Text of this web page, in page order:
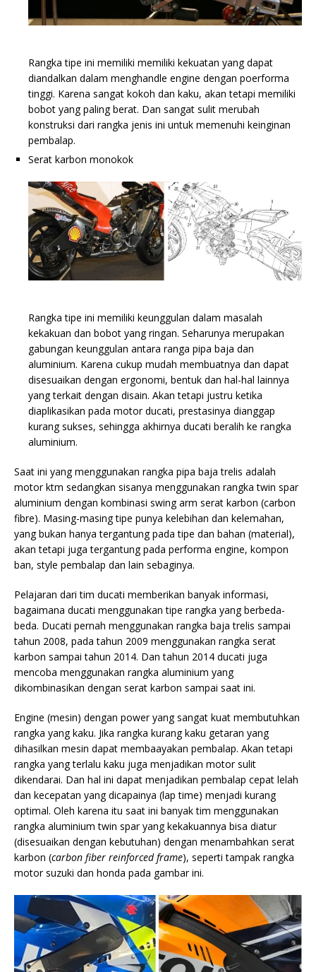
Rangka tipe ini memiliki memiliki kekuatan yang dapat
diandalkan dalam menghandle engine dengan poerforma
tinggi. Karena sangat kokoh dan kaku, akan tetapi memiliki
bobot yang paling berat. Dan sangat sulit merubah
konstruksi dari rangka jenis ini untuk memenuhi keinginan
pembalap.
Serat karbon monokok
Rangka tipe ini memiliki keunggulan dalam masalah
kekakuan dan bobot yang ringan. Seharunya merupakan
gabungan keunggulan antara ranga pipa baja dan
aluminium. Karena cukup mudah membuatnya dan dapat
disesuaikan dengan ergonomi, bentuk dan hal-hal lainnya
yang terkait dengan disain. Akan tetapi justru ketika
diaplikasikan pada motor ducati, prestasinya dianggap
kurang sukses, sehingga akhirnya ducati beralih ke rangka
aluminium.
Saat ini yang menggunakan rangka pipa baja trelis adalah
motor ktm sedangkan sisanya menggunakan rangka twin spar
aluminium dengan kombinasi swing arm serat karbon (carbon
fibre). Masing-masing tipe punya kelebihan dan kelemahan,
yang bukan hanya tergantung pada tipe dan bahan (material),
akan tetapi juga tergantung pada performa engine, kompon
ban, style pembalap dan lain sebaginya.
Pelajaran dari tim ducati memberikan banyak informasi,
bagaimana ducati menggunakan tipe rangka yang berbeda-
beda. Ducati pernah menggunakan rangka baja trelis sampai
tahun 2008, pada tahun 2009 menggunakan rangka serat
karbon sampai tahun 2014. Dan tahun 2014 ducati juga
mencoba menggunakan rangka aluminium yang
dikombinasikan dengan serat karbon sampai saat ini.
Engine (mesin) dengan power yang sangat kuat membutuhkan
rangka yang kaku. Jika rangka kurang kaku getaran yang
dihasilkan mesin dapat membaayakan pembalap. Akan tetapi
rangka yang terlalu kaku juga menjadikan motor sulit
dikendarai. Dan hal ini dapat menjadikan pembalap cepat lelah
dan kecepatan yang dicapainya (lap time) menjadi kurang
optimal. Oleh karena itu saat ini banyak tim menggunakan
rangka aluminium twin spar yang kekakuannya bisa diatur
(disesuaikan dengan kebutuhan) dengan menambahkan serat
karbon (carbon fiber reinforced frame), seperti tampak rangka
motor suzuki dan honda pada gambar ini.